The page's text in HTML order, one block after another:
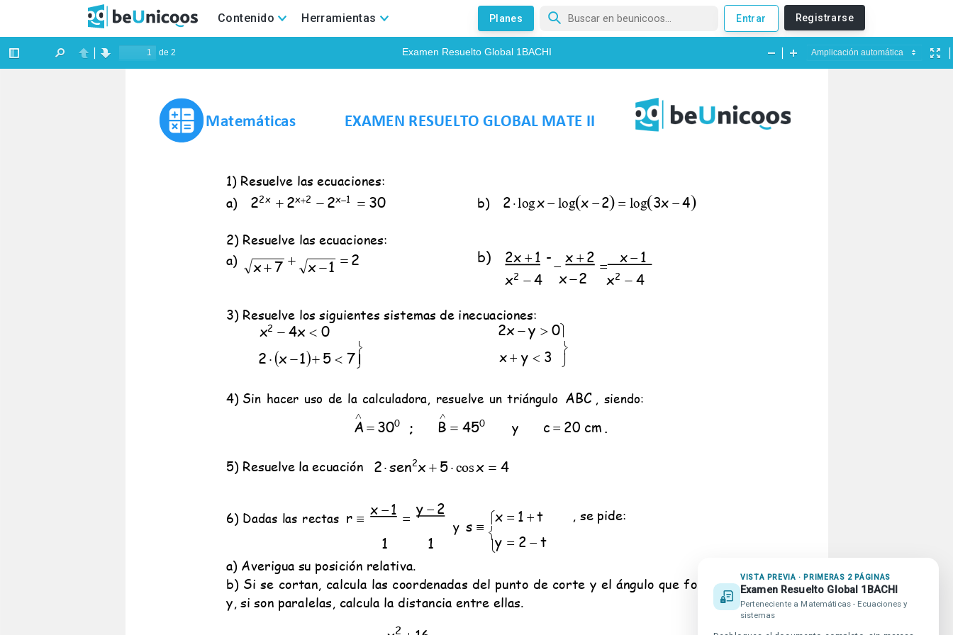
Contenido Herramientas Planes Entrar Registrarse
¡PREPÁRATE PARA LA EBAU!Practica con ejercicios resueltos paso a paso de Matemáticas, Física y Química
VISTA PREVIA · PRIMERAS 2 PÁGINAS
Examen Resuelto Global 1BACHI
Perteneciente a Matemáticas - Ecuaciones y
sistemas
Qué es beUnicoos
Tu centro de estudios en beUnicoos
Tu publicidad en beUnicoos
Compromiso Agenda 2030